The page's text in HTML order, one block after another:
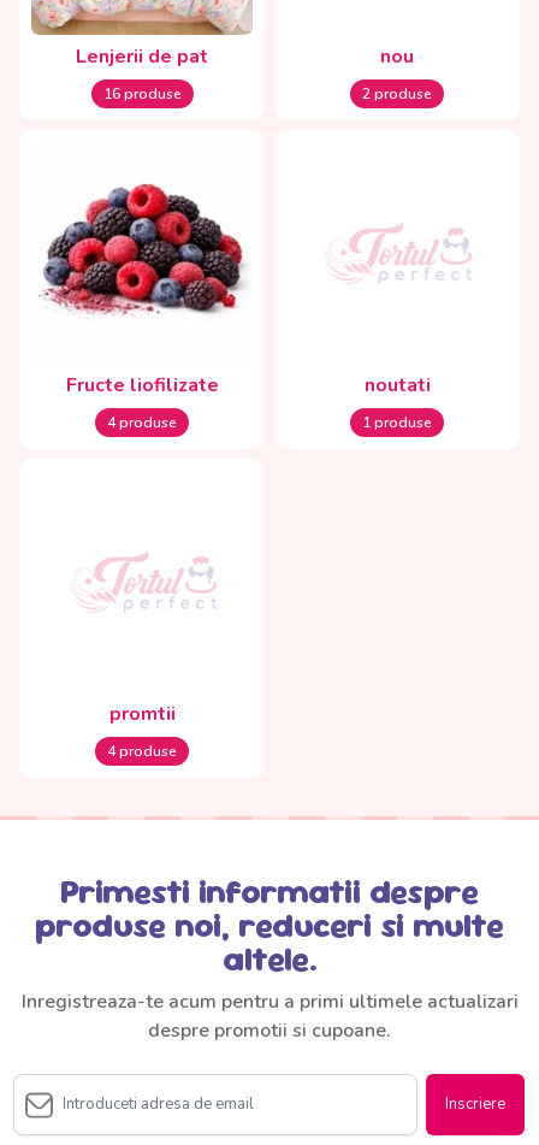
Lenjerii de pat
16 produse
nou
2 produse
Fructe liofilizate
4 produse
noutati
1 produse
promtii
4 produse
Primesti informatii despre
produse noi, reduceri si multe
altele.
Inregistreaza-te acum pentru a primi ultimele actualizari
despre promotii si cupoane.
Inscriere